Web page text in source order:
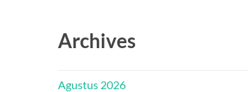
Archives
Agustus 2026